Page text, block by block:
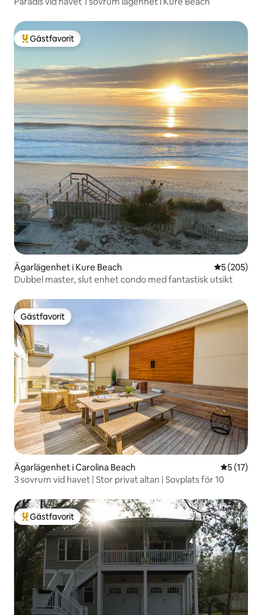
Populär gästfavorit
Gästfavorit
Ägarlägenhet i Kure Beach 5 av 5 i
5 (205)
Dubbel master, slut enhet condo med fantastisk utsikt
Gästfavorit
Gästfavorit
Ägarlägenhet i Carolina Beach 5 av 5 i
5 (17)
3 sovrum vid havet | Stor privat altan | Sovplats för 10
Populär gästfavorit
Gästfavorit